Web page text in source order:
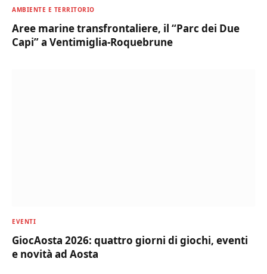
AMBIENTE E TERRITORIO
Aree marine transfrontaliere, il “Parc dei Due
Capi” a Ventimiglia-Roquebrune
EVENTI
GiocAosta 2026: quattro giorni di giochi, eventi
e novità ad Aosta